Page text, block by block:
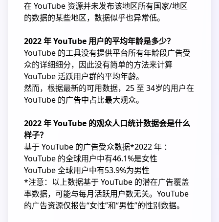
在 YouTube 资源并未发布该地区所有国家/地区
的数据的某些地区，数据似乎也异常低。
2022 年 YouTube 用户的平均年龄是多少？
YouTube 的工具没有提供平台所有年龄段广告受
众的详细细分，因此没有简单的方法来计算
YouTube 活跃用户群的平均年龄。
然而，根据最新的可用数据，25 至 34岁的用户在
YouTube 的广告中占比最大观众。
2022 年 YouTube 的观众人口统计数据会是什么
样子？
基于 YouTube 的广告受众数据*2022 年 ：
YouTube 的全球用户中有46.1%是女性
YouTube 全球用户中有53.9%为男性
*注意：以上数据基于 YouTube 的潜在广告覆盖
率数据，可能与每月活跃用户数无关。YouTube
的广告资源仅报告“女性”和“男性”的性别数据。